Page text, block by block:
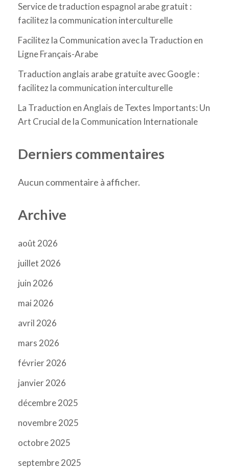
Service de traduction espagnol arabe gratuit :
facilitez la communication interculturelle
Facilitez la Communication avec la Traduction en
Ligne Français-Arabe
Traduction anglais arabe gratuite avec Google :
facilitez la communication interculturelle
La Traduction en Anglais de Textes Importants: Un
Art Crucial de la Communication Internationale
Derniers commentaires
Aucun commentaire à afficher.
Archive
août 2026
juillet 2026
juin 2026
mai 2026
avril 2026
mars 2026
février 2026
janvier 2026
décembre 2025
novembre 2025
octobre 2025
septembre 2025